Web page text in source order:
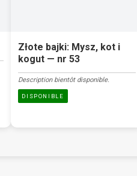
Złote bajki: Mysz, kot i
kogut — nr 53
Description bientôt disponible.
DISPONIBLE